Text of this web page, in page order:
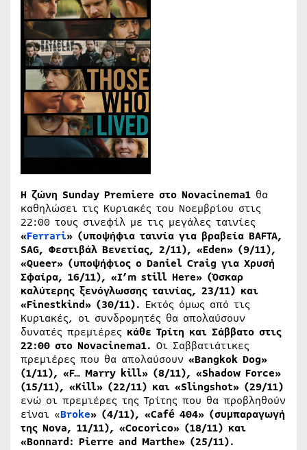
Η ζώνη Sunday Premiere στο Novacinema1 θα
καθηλώσει τις Κυριακές του Νοεμβρίου στις
22:00 τους σινεφίλ με τις μεγάλες ταινίες
«Ferrari» (υποψήφια ταινία για βραβεία BAFTA,
SAG, Φεστιβάλ Βενετίας, 2/11), «Eden» (9/11),
«Queer» (υποψήφιος ο Daniel Craig για Χρυσή
Σφαίρα, 16/11), «I’m still Here» (Όσκαρ
καλύτερης ξενόγλωσσης ταινίας, 23/11) και
«Finestkind» (30/11). Εκτός όμως από τις
Κυριακές, οι συνδρομητές θα απολαύσουν
δυνατές πρεμιέρες κάθε Τρίτη και Σάββατο στις
22:00 στο Novacinema1. Οι Σαββατιάτικες
πρεμιέρες που θα απολαύσουν «Bangkok Dog​»
(1/11), «F… Marry kill​» (8/11), «Shadow Force​»
(15/11), «Kill​» (22/11) και «Slingshot» (29/11)
ενώ οι πρεμιέρες της Τρίτης που θα προβληθούν
είναι «Broke​» (4/11), «Café 404​» (συμπαραγωγή
της Nova, 11/11), «Cocorico​» (18/11) και
«Bonnard: Pierre and Marthe​» (25/11).